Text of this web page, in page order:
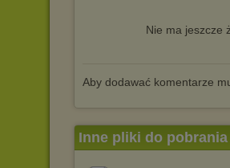
Nie ma jeszcze
Aby dodawać komentarze
Inne pliki do